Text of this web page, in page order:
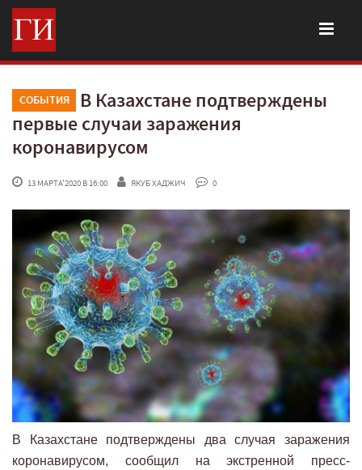
СОБЫТИЯ
В Казахстане подтверждены
первые случаи заражения
коронавирусом
13 МАРТА'2020 В 16:00 ЯКУБ ХАДЖИЧ 0
В Казахстане подтверждены два случая заражения
коронавирусом, сообщил на экстренной пресс-